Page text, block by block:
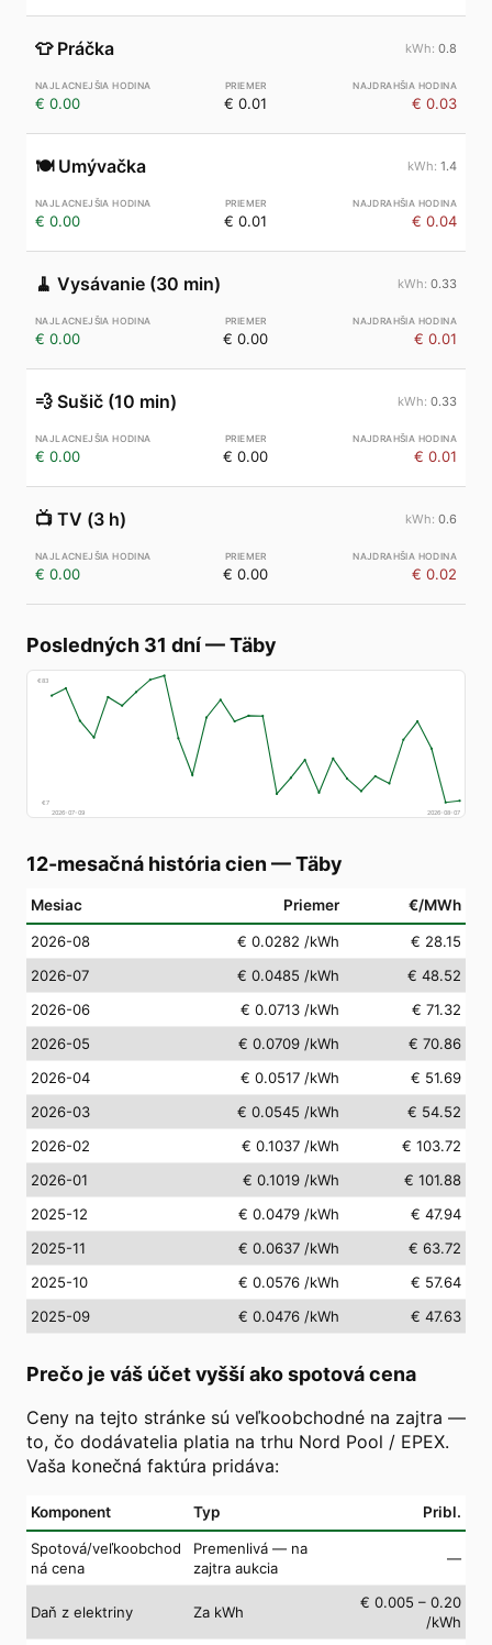
👕 Práčka 0.8
€ 0.00 € 0.01 € 0.03
🍽️ Umývačka 1.4
€ 0.00 € 0.01 € 0.04
🧹 Vysávanie (30 min) 0.33
€ 0.00 € 0.00 € 0.01
💨 Sušič (10 min) 0.33
€ 0.00 € 0.00 € 0.01
📺 TV (3 h) 0.6
€ 0.00 € 0.00 € 0.02
Posledných 31 dní—Täby
€83
€7
2026-07-09
2026-08-07
12-mesačná história cien —Täby
Mesiac Priemer €/MWh
2026-08 € 0.0282 /kWh
€ 28.15
2026-07
€ 0.0485 /kWh
€ 48.52
2026-06
€ 0.0713 /kWh
€ 71.32
2026-05
€ 0.0709 /kWh
€ 70.86
2026-04
€ 0.0517 /kWh
€ 51.69
2026-03
€ 0.0545 /kWh
€ 54.52
2026-02
€ 0.1037 /kWh
€ 103.72
2026-01
€ 0.1019 /kWh
€ 101.88
2025-12
€ 0.0479 /kWh
€ 47.94
2025-11
€ 0.0637 /kWh
€ 63.72
2025-10
€ 0.0576 /kWh
€ 57.64
2025-09
€ 0.0476 /kWh € 47.63
Prečo je váš účet vyšší ako spotová cena
Ceny na tejto stránke sú veľkoobchodné na zajtra —
to, čo dodávatelia platia na trhu Nord Pool / EPEX.
Vaša konečná faktúra pridáva:
Komponent Typ Pribl.
Spotová/veľkoobchod
ná cena
Premenlivá — na
zajtra aukcia
—
Daň z elektriny Za kWh
€ 0.005 – 0.20
/kWh